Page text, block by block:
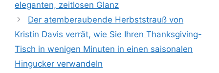
eleganten, zeitlosen Glanz
Der atemberaubende Herbststrauß von
Kristin Davis verrät, wie Sie Ihren Thanksgiving-
Tisch in wenigen Minuten in einen saisonalen
Hingucker verwandeln